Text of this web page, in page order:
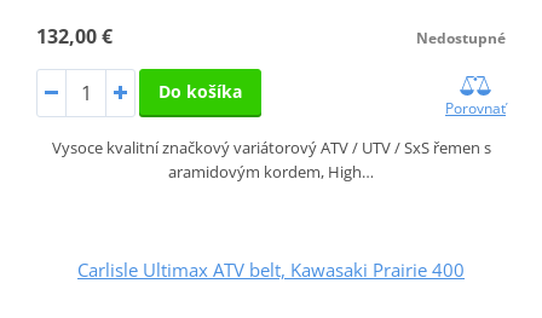
132,00 € Nedostupné
Do košíka
Porovnať
Vysoce kvalitní značkový variátorový ATV / UTV / SxS řemen s
aramidovým kordem, High…
Carlisle Ultimax ATV belt, Kawasaki Prairie 400